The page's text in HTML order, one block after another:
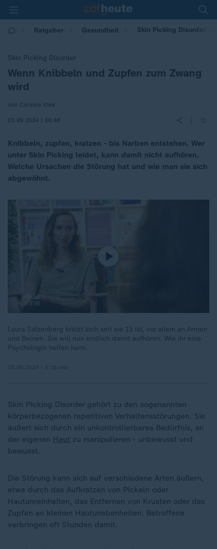
Ratgeber Gesundheit Skin Picking Disorder:
Skin Picking Disorder
:
Wenn Knibbeln und Zupfen zum Zwang
wird
von Corinna Klee
03.09.2024 | 06:48
Knibbeln, zupfen, kratzen - bis Narben entstehen. Wer
unter Skin Picking leidet, kann damit nicht aufhören.
Welche Ursachen die Störung hat und wie man sie sich
abgewöhnt.
Laura Salzenberg kratzt sich seit sie 15 ist, vor allem an Armen
und Beinen. Sie will nun endlich damit aufhören. Wie ihr eine
Psychologin helfen kann.
Skin Picking Disorder gehört zu den sogenannten
körperbezogenen repetitiven Verhaltensstörungen. Sie
äußert sich durch ein unkontrollierbares Bedürfnis, an
der eigenen Haut zu manipulieren - unbewusst und
bewusst.
Die Störung kann sich auf verschiedene Arten äußern,
etwa durch das Aufkratzen von Pickeln oder
Hautunreinheiten, das Entfernen von Krusten oder das
Zupfen an kleinen Hautunebenheiten. Betroffene
verbringen oft Stunden damit.